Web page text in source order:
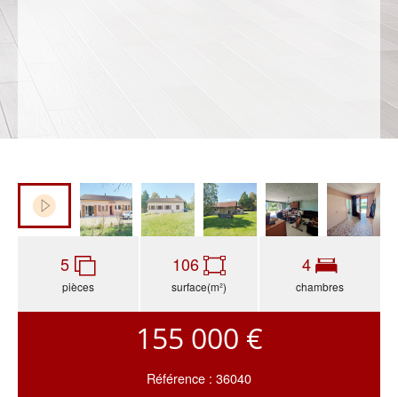
5
pièces
106
surface(m²)
4
chambres
155 000 €
Référence : 36040